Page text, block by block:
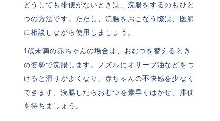
どうしても排便がないときは、浣腸をするのもひと
つの方法です。ただし、浣腸をおこなう際は、医師
に相談しながら使用しましょう。
1歳未満の赤ちゃんの場合は、おむつを替えるとき
の姿勢で浣腸します。ノズルにオリーブ油などをつ
けると滑りがよくなり、赤ちゃんの不快感を少なく
できます。浣腸したらおむつを素早くはかせ、排便
を待ちましょう。